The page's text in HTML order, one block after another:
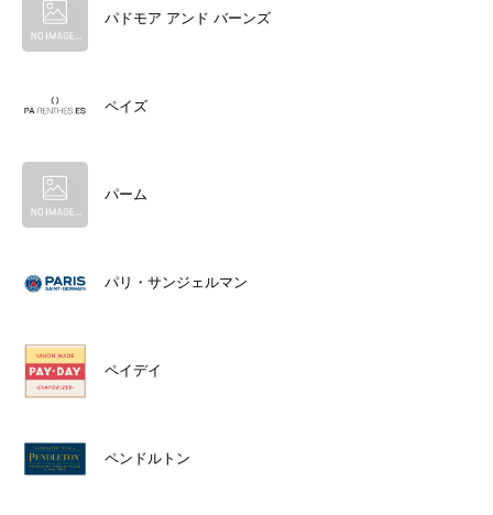
パドモア アンド バーンズ
ペイズ
パーム
パリ・サンジェルマン
ペイデイ
ペンドルトン